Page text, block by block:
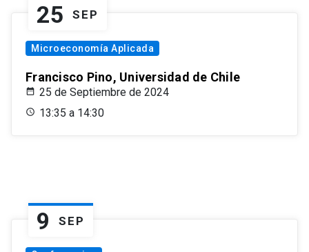
25 SEP
Microeconomía Aplicada
Francisco Pino, Universidad de Chile
25 de Septiembre de 2024
13:35 a 14:30
9 SEP